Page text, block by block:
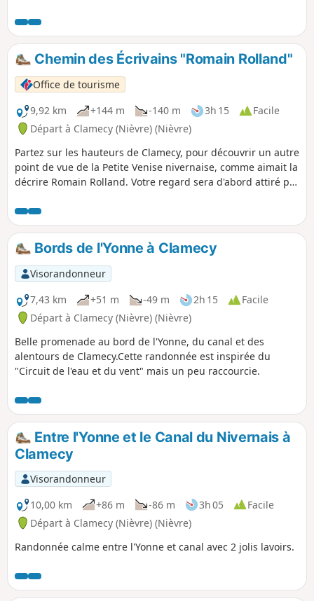
Chemin des Écrivains "Romain Rolland"
Office de tourisme
9,92 km
+144 m -140 m 3h 15
Facile
Départ à Clamecy (Nièvre) (Nièvre)
Partez sur les hauteurs de Clamecy, pour découvrir un autre
point de vue de la Petite Venise nivernaise, comme aimait la
décrire Romain Rolland. Votre regard sera d'abord attiré par
Bethléem, souvenir de l'évêché, exilé à Clamecy au XIIIe
siècle. Depuis Sembert, Clamecy et son centre historique
médiéval semblent nichés au creux d'une nature luxuriante,
traversée par l'Yonne et le canal du Nivernais, l'un des plus
beaux canaux d'Europe.
Bords de l'Yonne à Clamecy
Visorandonneur
7,43 km
+51 m -49 m 2h 15
Facile
Départ à Clamecy (Nièvre) (Nièvre)
Belle promenade au bord de l'Yonne, du canal et des
alentours de Clamecy.Cette randonnée est inspirée du
"Circuit de l'eau et du vent" mais un peu raccourcie.
Entre l'Yonne et le Canal du Nivernais à
Clamecy
Visorandonneur
10,00 km
+86 m -86 m 3h 05
Facile
Départ à Clamecy (Nièvre) (Nièvre)
Randonnée calme entre l'Yonne et canal avec 2 jolis lavoirs.